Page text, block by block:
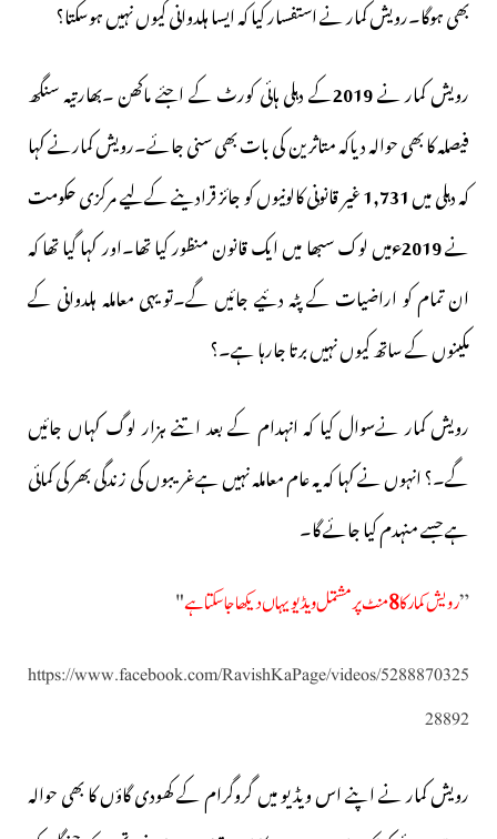
بھی ہوگا۔رویش کمار نے استفسار کیا کہ ایسا ہلدوانی کیوں نہیں ہوسکتا؟
رویش کمار نے2019کے دہلی ہائی کورٹ کے اجئے ماکھن ۔بھارتیہ سنگھ
فیصلہ کا بھی حوالہ دیاکہ متاثرین کی بات بھی سنی جائے۔رویش کمارنے کہا
کہ دہلی میں1,731غیر قانونی کالونیوں کو جائز قرادینے کےلیے مرکزی حکومت
نے2019ء میں لوک سبھا میں ایک قانون منظور کیا تھا۔اور کہا گیا تھا کہ
ان تمام کو اراضیات کے پٹہ دئیے جائیں گے۔تو یہی معاملہ ہلدوانی کے
مکینوں کے ساتھ کیوں نہیں برتا جارہا ہے۔؟
رویش کمار نےسوال کیا کہ انہدام کے بعد اتنے ہزار لوگ کہاں جائیں
گے۔؟ انہوں نے کہا کہ یہ عام معاملہ نہیں ہےغریبوں کی زندگی بھر کی کمائی
ہے جسے منہدم کیا جائے گا۔
”رویش کمار کا8منٹ پرمشتمل ویڈیو یہاں دیکھا جاسکتا ہے"
https://www.facebook.com/RavishKaPage/videos/5288870325
28892
رویش کمار نے اپنے اس ویڈیو میں گروگرام کے کھودی گاؤں کا بھی حوالہ